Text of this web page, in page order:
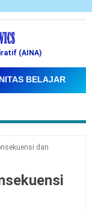
(AINA)
BELAJAR
dan